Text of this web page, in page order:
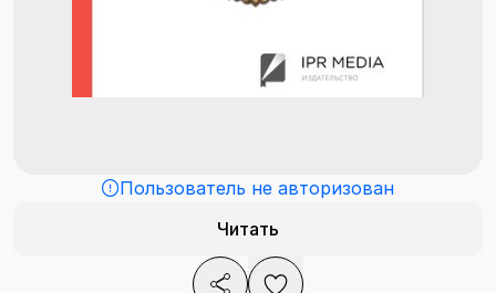
Пользователь не авторизован
Читать